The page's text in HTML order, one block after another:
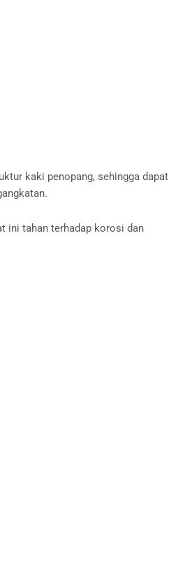
kaki penopang, sehingga dapat
ini tahan terhadap korosi dan